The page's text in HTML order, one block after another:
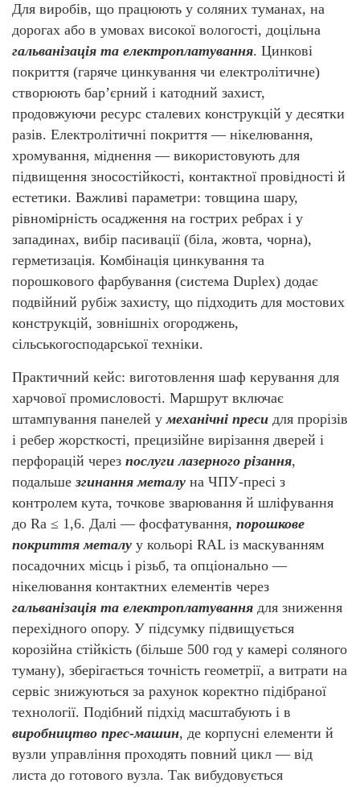
Для виробів, що працюють у соляних туманах, на
дорогах або в умовах високої вологості, доцільна
гальванізація та електроплатування. Цинкові
покриття (гаряче цинкування чи електролітичне)
створюють бар’єрний і катодний захист,
продовжуючи ресурс сталевих конструкцій у десятки
разів. Електролітичні покриття — нікелювання,
хромування, міднення — використовують для
підвищення зносостійкості, контактної провідності й
естетики. Важливі параметри: товщина шару,
рівномірність осадження на гострих ребрах і у
западинах, вибір пасивації (біла, жовта, чорна),
герметизація. Комбінація цинкування та
порошкового фарбування (система Duplex) додає
подвійний рубіж захисту, що підходить для мостових
конструкцій, зовнішніх огороджень,
сільськогосподарської техніки.
Практичний кейс: виготовлення шаф керування для
харчової промисловості. Маршрут включає
штампування панелей умеханічні преси для прорізів
і ребер жорсткості, прецизійне вирізання дверей і
перфорацій через послуги лазерного різання,
подальшезгинання металу на ЧПУ-пресі з
контролем кута, точкове зварювання й шліфування
до Ra ≤ 1,6. Далі — фосфатування, порошкове
покриття металу у кольорі RAL із маскуванням
посадочних місць і різьб, та опціонально —
нікелювання контактних елементів через
гальванізація та електроплатування для зниження
перехідного опору. У підсумку підвищується
корозійна стійкість (більше 500 год у камері соляного
туману), зберігається точність геометрії, а витрати на
сервіс знижуються за рахунок коректно підібраної
технології. Подібний підхід масштабують і в
виробництво прес-машин, де корпусні елементи й
вузли управління проходять повний цикл — від
листа до готового вузла. Так вибудовується